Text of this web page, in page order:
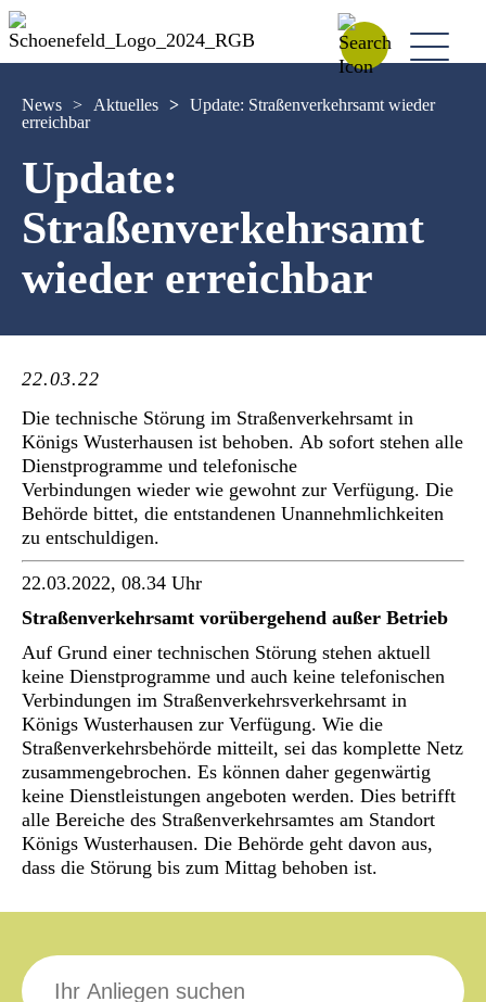
News > Aktuelles > Update: Straßenverkehrsamt wieder
erreichbar
Update:
Straßenverkehrsamt
wieder erreichbar
22.03.22
Die technische Störung im Straßenverkehrsamt in
Königs Wusterhausen ist behoben. Ab sofort stehen alle
Dienstprogramme und telefonische
Verbindungen wieder wie gewohnt zur Verfügung. Die
Behörde bittet, die entstandenen Unannehmlichkeiten
zu entschuldigen.
22.03.2022, 08.34 Uhr
Straßenverkehrsamt vorübergehend außer Betrieb
Auf Grund einer technischen Störung stehen aktuell
keine Dienstprogramme und auch keine telefonischen
Verbindungen im Straßenverkehrsverkehrsamt in
Königs Wusterhausen zur Verfügung. Wie die
Straßenverkehrsbehörde mitteilt, sei das komplette Netz
zusammengebrochen. Es können daher gegenwärtig
keine Dienstleistungen angeboten werden. Dies betrifft
alle Bereiche des Straßenverkehrsamtes am Standort
Königs Wusterhausen. Die Behörde geht davon aus,
dass die Störung bis zum Mittag behoben ist.
Suche
nach: